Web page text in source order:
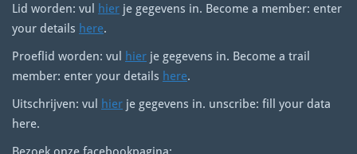
Lid worden: vul
hier je gegevens in. Become a member: enter
your details here.
Proeflid worden: vul
hier je gegevens in. Become a trail
member: enter your details here.
Uitschrijven: vul
hier je gegevens in. unscribe: fill your data
here.